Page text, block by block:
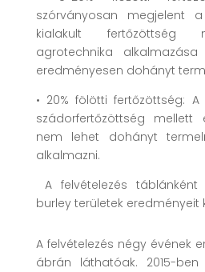
szórványosan megjelent
kialakult fertőzöttség
agrotechnika
eredményesen dohányt
• 20% fölötti fertőzöttség:
szádorfertőzöttség mellett
nem lehet dohányt
alkalmazni.
A felvételezés
burley területek eredményeit
A felvételezés négy évének
ábrán láthatóak. 2015-